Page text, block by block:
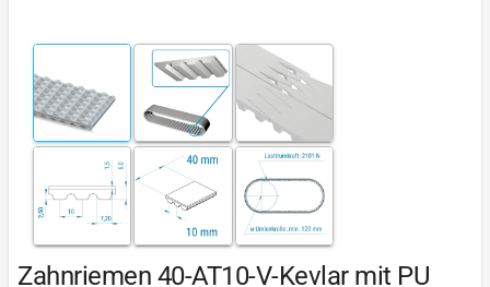
Zahnriemen 40-AT10-V-Kevlar mit PU